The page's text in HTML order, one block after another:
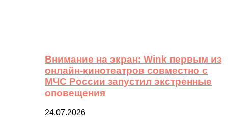
Внимание на экран: Wink первым из
онлайн-кинотеатров совместно с
МЧС России запустил экстренные
оповещения
24.07.2026